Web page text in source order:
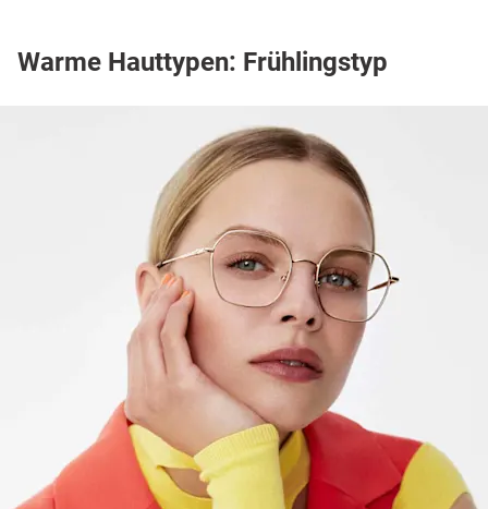
Warme Hauttypen: Frühlingstyp